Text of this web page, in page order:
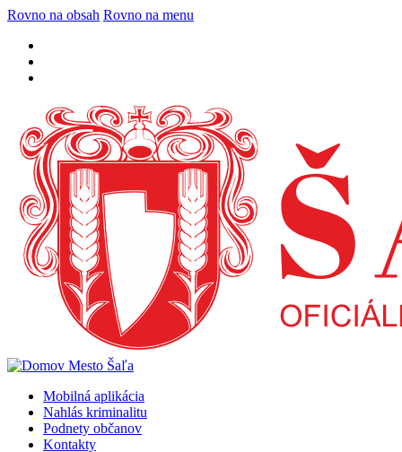
Rovno na obsah Rovno na menu
Mobilná aplikácia
Nahlás kriminalitu
Podnety občanov
Kontakty